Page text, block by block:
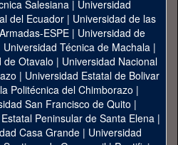
Salesiana | Universidad
del Ecuador | Universidad de las
ESPE | Universidad de
Universidad Técnica de Machala|
de Otavalo | Universidad Nacional
| Universidad Estatal de Bolivar
Politécnica del Chimborazo |
San Francisco de Quito |
Peninsular de Santa Elena|
Casa Grande | Universidad